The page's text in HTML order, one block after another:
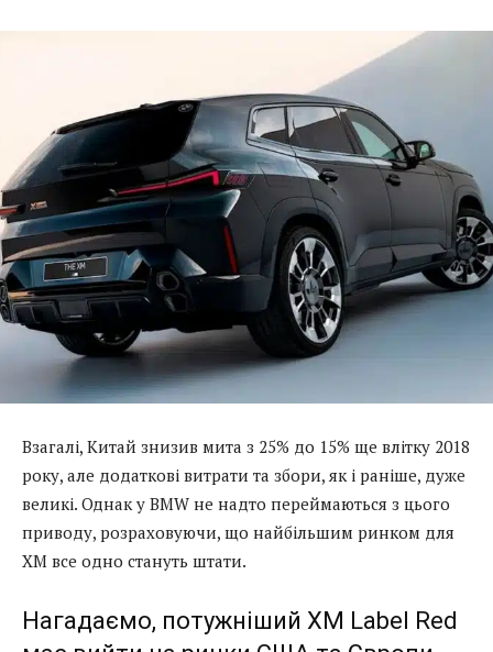
Взагалі, Китай знизив мита з 25% до 15% ще влітку 2018
року, але додаткові витрати та збори, як і раніше, дуже
великі. Однак у BMW не надто переймаються з цього
приводу, розраховуючи, що найбільшим ринком для
XM все одно стануть штати.
Нагадаємо, потужніший XM Label Red